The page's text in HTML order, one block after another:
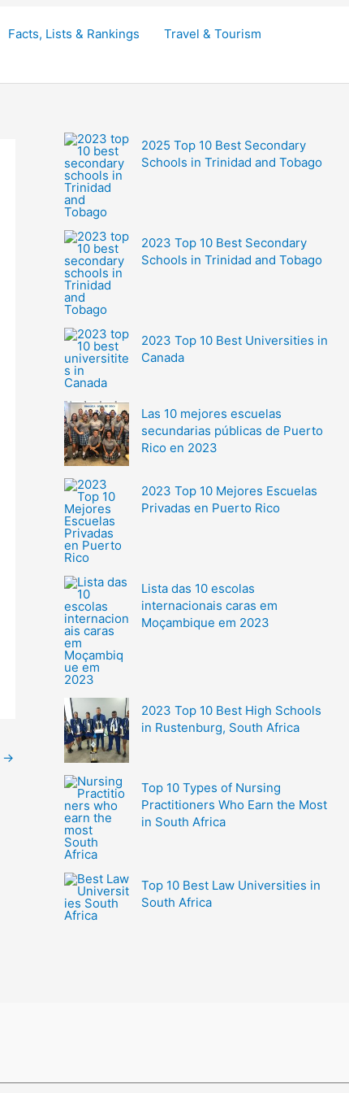
Facts, Lists & Rankings
Travel & Tourism
→
2025 Top 10 Best Secondary
Schools in Trinidad and Tobago
2023 Top 10 Best Secondary
Schools in Trinidad and Tobago
2023 Top 10 Best Universities in
Canada
Las 10 mejores escuelas
secundarias públicas de Puerto
Rico en 2023
2023 Top 10 Mejores Escuelas
Privadas en Puerto Rico
Lista das 10 escolas
internacionais caras em
Moçambique em 2023
2023 Top 10 Best High Schools
in Rustenburg, South Africa
Top 10 Types of Nursing
Practitioners Who Earn the Most
in South Africa
Top 10 Best Law Universities in
South Africa